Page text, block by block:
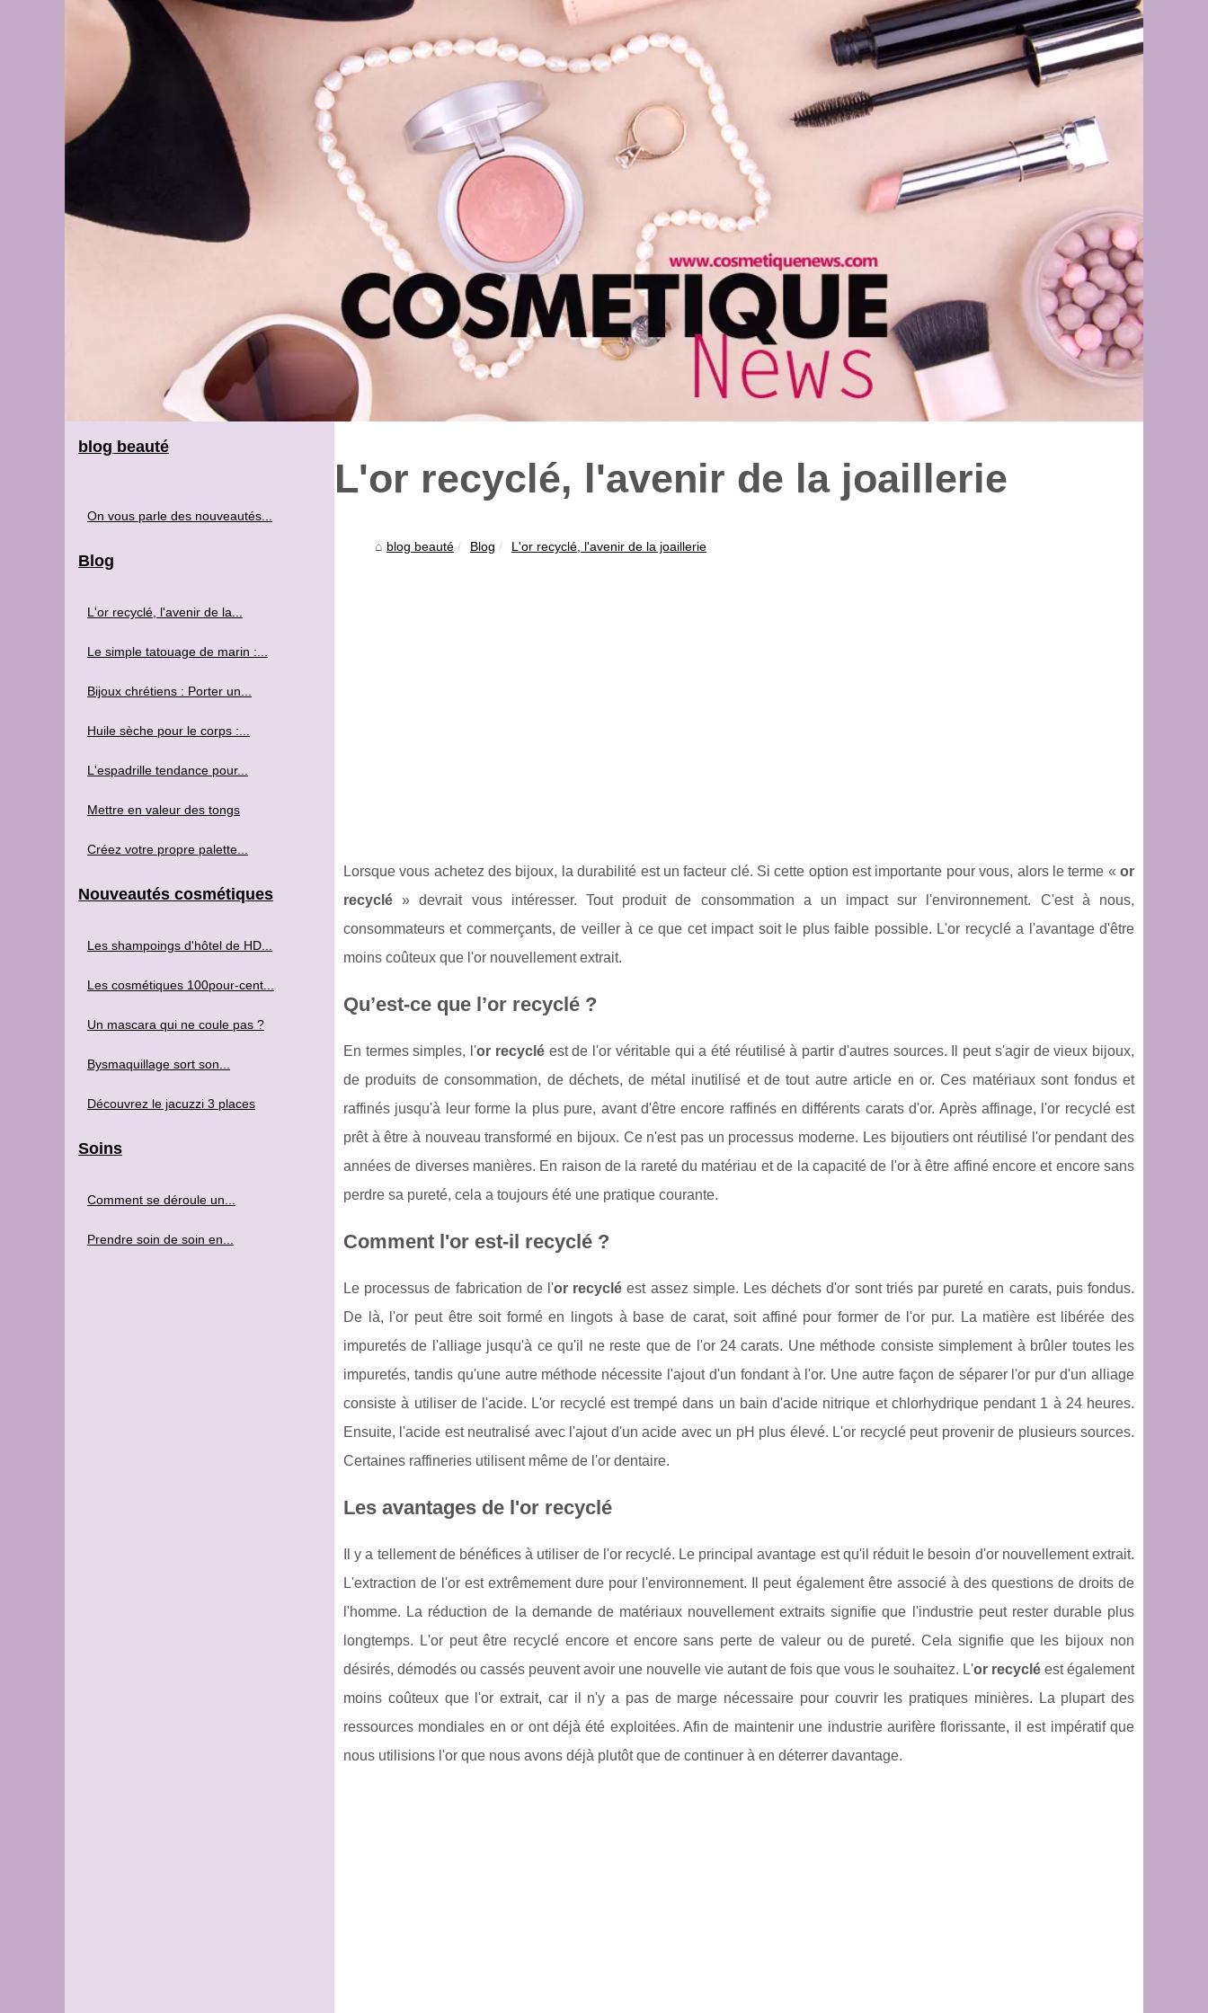
L'or recyclé, l'avenir de la joaillerie
blog beauté Blog L'or recyclé, l'avenir de la joaillerie
Lorsque vous achetez des bijoux, la durabilité est un facteur clé. Si cette option est importante pour vous, alors le terme « or
recyclé » devrait vous intéresser. Tout produit de consommation a un impact sur l'environnement. C'est à nous,
consommateurs et commerçants, de veiller à ce que cet impact soit le plus faible possible. L'or recyclé a l'avantage d'être
moins coûteux que l'or nouvellement extrait.
Qu’est-ce que l’or recyclé ?
En termes simples, l'or recycléest de l'or véritable qui a été réutilisé à partir d'autres sources. Il peut s'agir de vieux bijoux,
de produits de consommation, de déchets, de métal inutilisé et de tout autre article en or. Ces matériaux sont fondus et
raffinés jusqu'à leur forme la plus pure, avant d'être encore raffinés en différents carats d'or. Après affinage, l'or recyclé est
prêt à être à nouveau transformé en bijoux. Ce n'est pas un processus moderne. Les bijoutiers ont réutilisé l'or pendant des
années de diverses manières. En raison de la rareté du matériau et de la capacité de l'or à être affiné encore et encore sans
perdre sa pureté, cela a toujours été une pratique courante.
Comment l'or est-il recyclé ?
Le processus de fabrication de l'or recyclé est assez simple. Les déchets d'or sont triés par pureté en carats, puis fondus.
De là, l'or peut être soit formé en lingots à base de carat, soit affiné pour former de l'or pur. La matière est libérée des
impuretés de l'alliage jusqu'à ce qu'il ne reste que de l'or 24 carats. Une méthode consiste simplement à brûler toutes les
impuretés, tandis qu'une autre méthode nécessite l'ajout d'un fondant à l'or. Une autre façon de séparer l'or pur d'un alliage
consiste à utiliser de l'acide. L'or recyclé est trempé dans un bain d'acide nitrique et chlorhydrique pendant 1 à 24 heures.
Ensuite, l'acide est neutralisé avec l'ajout d'un acide avec un pH plus élevé. L'or recyclé peut provenir de plusieurs sources.
Certaines raffineries utilisent même de l'or dentaire.
Les avantages de l'or recyclé
Il y a tellement de bénéfices à utiliser de l'or recyclé. Le principal avantage est qu'il réduit le besoin d'or nouvellement extrait.
L'extraction de l'or est extrêmement dure pour l'environnement. Il peut également être associé à des questions de droits de
l'homme. La réduction de la demande de matériaux nouvellement extraits signifie que l'industrie peut rester durable plus
longtemps. L'or peut être recyclé encore et encore sans perte de valeur ou de pureté. Cela signifie que les bijoux non
désirés, démodés ou cassés peuvent avoir une nouvelle vie autant de fois que vous le souhaitez. L'or recyclé est également
moins coûteux que l'or extrait, car il n'y a pas de marge nécessaire pour couvrir les pratiques minières. La plupart des
ressources mondiales en or ont déjà été exploitées. Afin de maintenir une industrie aurifère florissante, il est impératif que
nous utilisions l'or que nous avons déjà plutôt que de continuer à en déterrer davantage.
blog beauté
On vous parle des nouveautés...
Blog
L'or recyclé, l'avenir de la...
Le simple tatouage de marin :...
Bijoux chrétiens : Porter un...
Huile sèche pour le corps :...
L'espadrille tendance pour...
Mettre en valeur des tongs
Créez votre propre palette...
Nouveautés cosmétiques
Les shampoings d'hôtel de HD...
Les cosmétiques 100pour-cent...
Un mascara qui ne coule pas ?
Bysmaquillage sort son...
Découvrez le jacuzzi 3 places
Soins
Comment se déroule un...
Prendre soin de soin en...